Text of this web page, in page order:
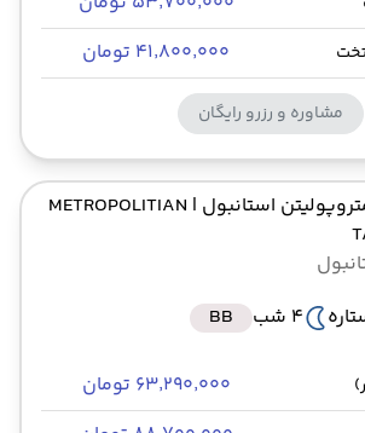
۴۱٬۸۰۰٬۰۰۰ تومان
مشاوره و رزرو رایگان
استانبول | METROPOLITIAN
4 شب BB
۶۳٬۲۹۰٬۰۰۰ تومان